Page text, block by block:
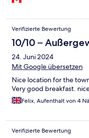
Verifizierte Bewertung
10/10 –
24. Juni 2024
Mit Google übersetzen
Nice location for the
Very good breakfast.
Felix, Aufenthalt von 4
Verifizierte Bewertung